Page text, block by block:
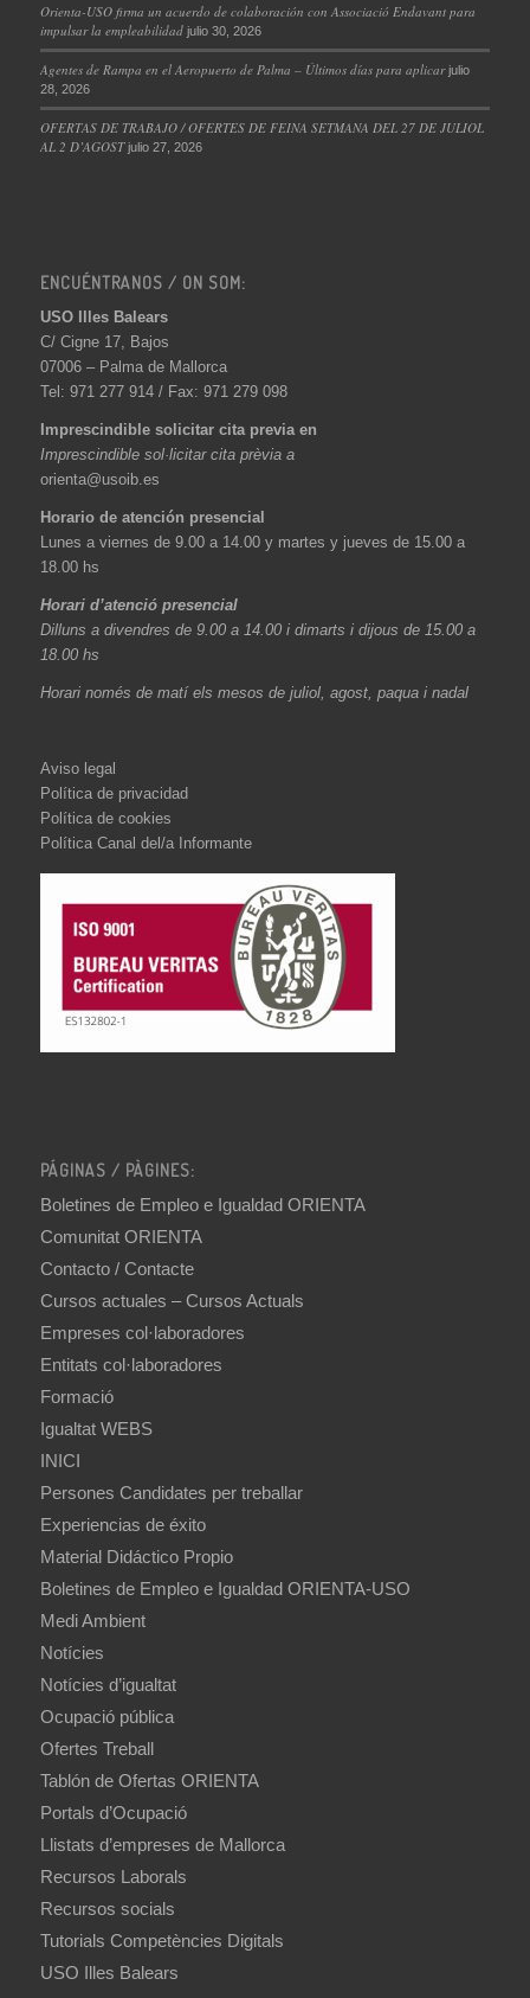
Orienta-USO firma un acuerdo de colaboración con Associació Endavant para
impulsar la empleabilidad julio 30, 2026
Agentes de Rampa en el Aeropuerto de Palma – Últimos días para aplicar julio
28, 2026
OFERTAS DE TRABAJO / OFERTES DE FEINA SETMANA DEL 27 DE JULIOL
AL 2 D’AGOST julio 27, 2026
ENCUÉNTRANOS / ON SOM:
USO Illes Balears
C/ Cigne 17, Bajos
07006 – Palma de Mallorca
Tel: 971 277 914 / Fax: 971 279 098
Imprescindible solicitar cita previa en
Imprescindible sol·licitar cita prèvia a
orienta@usoib.es
Horario de atención presencial
Lunes a viernes de 9.00 a 14.00 y martes y jueves de 15.00 a
18.00 hs
Horari d’atenció presencial
Dilluns a divendres de 9.00 a 14.00 i dimarts i dijous de 15.00 a
18.00 hs
Horari només de matí els mesos de juliol, agost, paqua i nadal
Aviso legal
Política de privacidad
Política de cookies
Política Canal del/a Informante
PÁGINAS / PÀGINES:
Boletines de Empleo e Igualdad ORIENTA
Comunitat ORIENTA
Contacto / Contacte
Cursos actuales – Cursos Actuals
Empreses col·laboradores
Entitats col·laboradores
Formació
Igualtat WEBS
INICI
Persones Candidates per treballar
Experiencias de éxito
Material Didáctico Propio
Boletines de Empleo e Igualdad ORIENTA-USO
Medi Ambient
Notícies
Notícies d’igualtat
Ocupació pública
Ofertes Treball
Tablón de Ofertas ORIENTA
Portals d’Ocupació
Llistats d’empreses de Mallorca
Recursos Laborals
Recursos socials
Tutorials Competències Digitals
USO Illes Balears